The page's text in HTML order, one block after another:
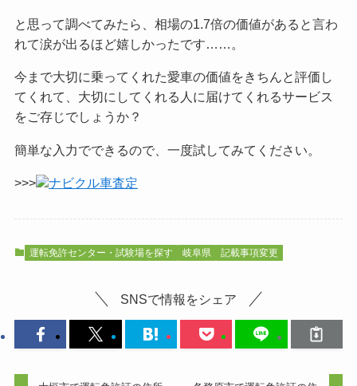
と思って調べてみたら、相場の1.7倍の価値があると言わ
れて涙が出るほど嬉しかったです……。
今まで大切に乗ってくれた愛車の価値をきちんと評価し
てくれて、大切にしてくれる人に届けてくれるサービス
をご存じでしょうか？
簡単な入力でできるので、一度試してみてください。
>>> ナビクル車査定
運転免許センター・試験場を探す 岐阜県 記載事項変更
SNSで情報をシェア